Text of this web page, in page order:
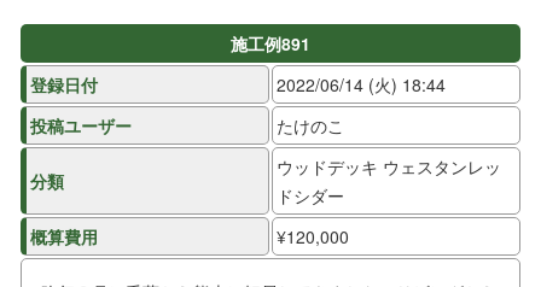
施工例891
登録日付
2022/06/14 (火) 18:44
投稿ユーザー
たけのこ
分類
ウッドデッキ ウェスタンレッ
ドシダー
概算費用
¥120,000